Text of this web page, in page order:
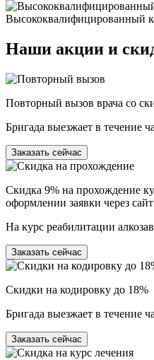
Высококвалифицированный
Наши акции и
Повторный вызов врача со
Бригада выезжает в течение
Заказать сейчас
Скидка 9% на прохождение
оформлении заявки через сайт
На курс реабилитации
Заказать сейчас
Скидки на кодировку до 18%
Бригада выезжает в течение
Заказать сейчас